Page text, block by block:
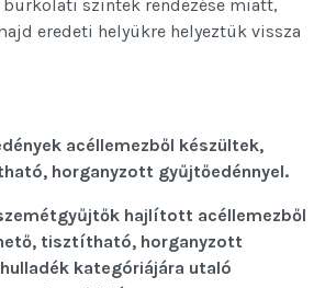
szintek rendezése miatt,
eredeti helyükre helyeztük vissza
acéllemezből készültek,
horganyzott gyűjtőedénnyel.
hajlított acéllemezből
tisztítható, horganyzott
kategóriájára utaló